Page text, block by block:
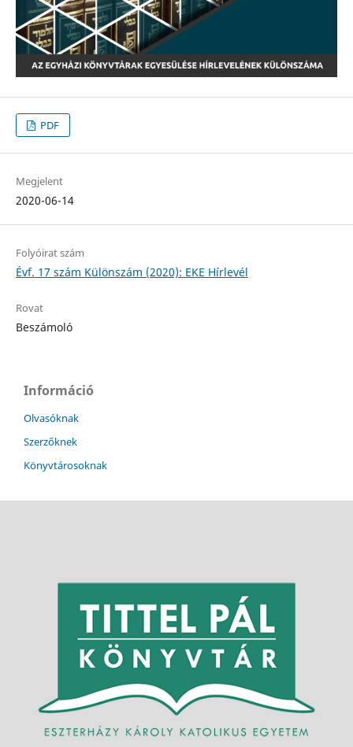
PDF
Megjelent
2020-06-14
Folyóirat szám
Évf. 17 szám Különszám (2020): EKE Hírlevél
Rovat
Beszámoló
Információ
Olvasóknak
Szerzőknek
Könyvtárosoknak